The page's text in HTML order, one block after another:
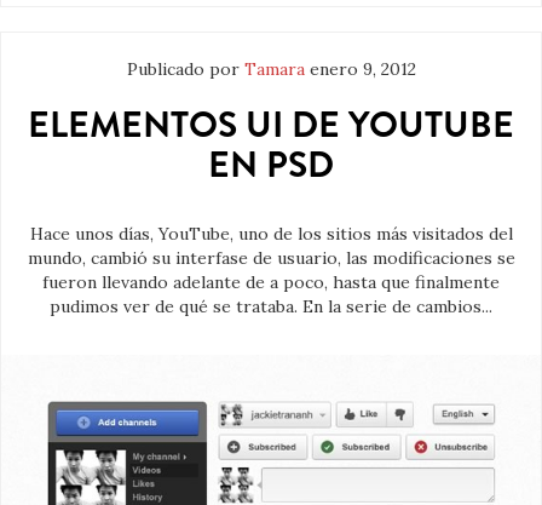
Publicado por Tamara enero 9, 2012
ELEMENTOS UI DE YOUTUBE
EN PSD
Hace unos días, YouTube, uno de los sitios más visitados del
mundo, cambió su interfase de usuario, las modificaciones se
fueron llevando adelante de a poco, hasta que finalmente
pudimos ver de qué se trataba. En la serie de cambios...